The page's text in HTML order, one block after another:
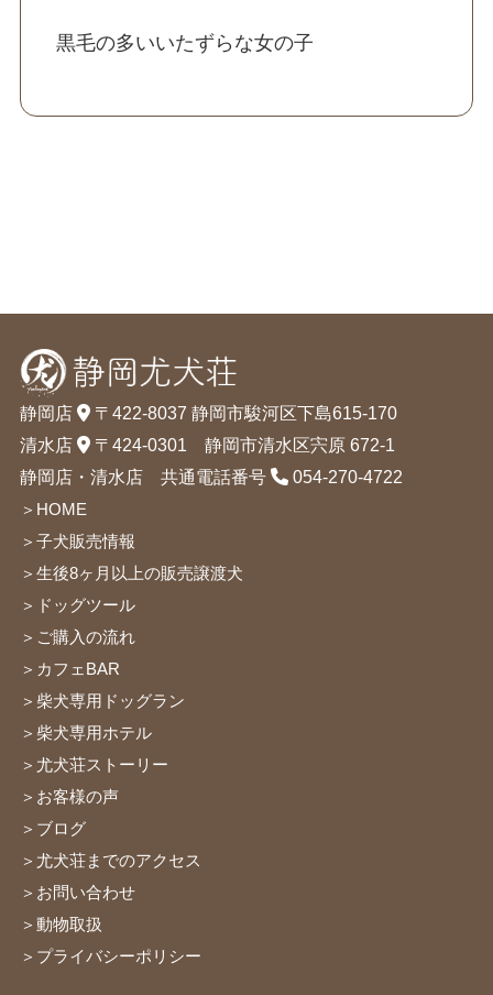
黒毛の多いいたずらな女の子
静岡店
〒422-8037 静岡市駿河区下島615-170
清水店
〒424-0301 静岡市清水区宍原 672-1
静岡店・清水店 共通電話番号
054-270-4722
＞HOME
＞子犬販売情報
＞生後8ヶ月以上の販売譲渡犬
＞ドッグツール
＞ご購入の流れ
＞カフェBAR
＞柴犬専用ドッグラン
＞柴犬専用ホテル
＞尤犬荘ストーリー
＞お客様の声
＞ブログ
＞尤犬荘までのアクセス
＞お問い合わせ
＞動物取扱
＞プライバシーポリシー